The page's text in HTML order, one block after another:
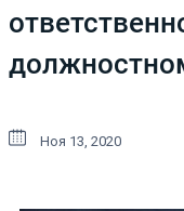
Ноя 13, 2020